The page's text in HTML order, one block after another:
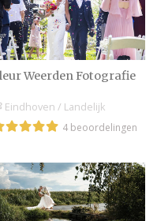
Weerden Fotografie
Eindhoven / Landelijk
4 beoordelingen